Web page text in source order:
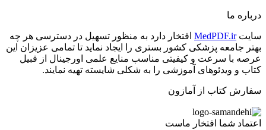
درباره ما
سایتMedPDF.ir افتخار دارد به منظور تسهیل در دسترسی هر چه
بهتر جامعه پزشکی کشور بستری را ایجاد نماید تا تمامی عزیزان این
عرصه با سرعت و کیفیتی مناسب منایع علمی اورجینال از قبیل
کتاب و ویدئوهای آموزشی را به شکلی شایسته تهیه نمایند.
سفارش کتاب از آمازون
اعتماد شما افتخار ماست